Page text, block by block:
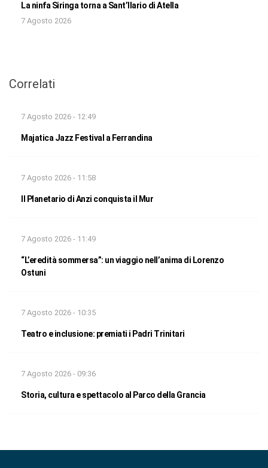
La ninfa Siringa torna a Sant’Ilario di Atella
7 Agosto 2026
Correlati
7 Agosto 2026 - 12:49
Majatica Jazz Festival a Ferrandina
7 Agosto 2026 - 11:58
Il Planetario di Anzi conquista il Mur
7 Agosto 2026 - 11:49
“L’eredità sommersa”: un viaggio nell’anima di Lorenzo
Ostuni
7 Agosto 2026 - 10:35
Teatro e inclusione: premiati i Padri Trinitari
7 Agosto 2026 - 09:36
Storia, cultura e spettacolo al Parco della Grancia